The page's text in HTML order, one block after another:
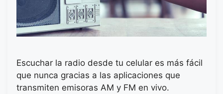
Escuchar la radio desde tu celular es más fácil
que nunca gracias a las aplicaciones que
transmiten emisoras AM y FM en vivo.